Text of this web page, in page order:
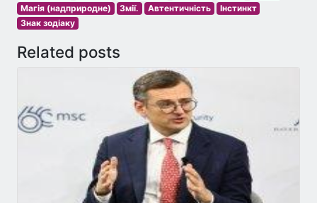
Магія (надприродне)
Змії. Автентичність
Інстинкт
Знак зодіаку
Related posts